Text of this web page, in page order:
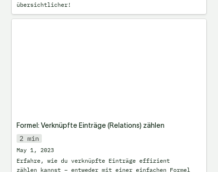
übersichtlicher!
Formel: Verknüpfte Einträge (Relations) zählen
2 min
May 1, 2023
Erfahre, wie du verknüpfte Einträge effizient
zählen kannst – entweder mit einer einfachen Formel